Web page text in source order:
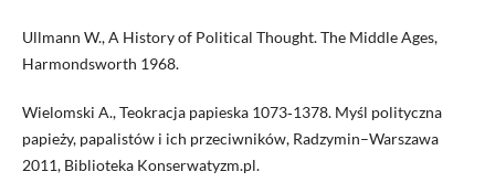
Ullmann W., A History of Political Thought. The Middle Ages,
Harmondsworth 1968.
Wielomski A., Teokracja papieska 1073‑1378. Myśl polityczna
papieży, papalistów i ich przeciwników, Radzymin–Warszawa
2011, Biblioteka Konserwatyzm.pl.